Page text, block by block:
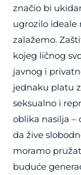
značio bi
ugrozilo ideale
zalažemo.
kojeg ličnog
javnog i
jednaku platu
seksualno i
oblika nasilja –
da žive
moramo
buduće